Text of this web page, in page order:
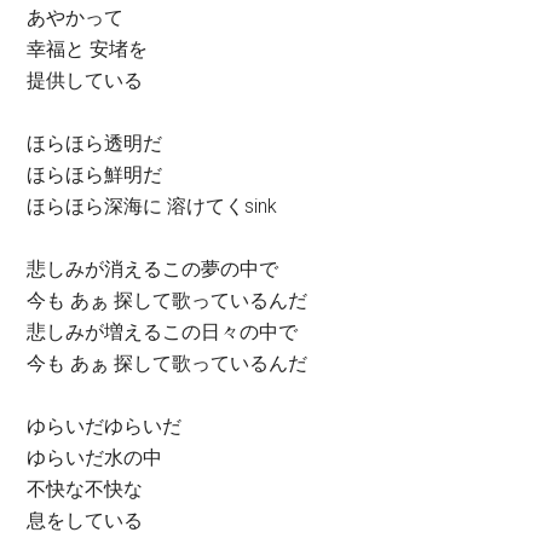
あやかって
幸福と 安堵を
提供している
ほらほら透明だ
ほらほら鮮明だ
ほらほら深海に 溶けてくsink
悲しみが消えるこの夢の中で
今も あぁ 探して歌っているんだ
悲しみが増えるこの日々の中で
今も あぁ 探して歌っているんだ
ゆらいだゆらいだ
ゆらいだ水の中
不快な不快な
息をしている